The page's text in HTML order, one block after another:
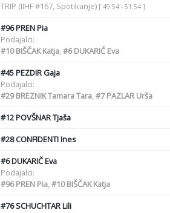
TRIP (IIHF #167, Spotikanje) [ 49:54 - 51:54 ]
#96PREN Pia
Podajalci:
#10BIŠČAK Katja,#6DUKARIČ Eva
#45PEZDIR Gaja
Podajalci:
#29BREZNIK Tamara Tara,#7PAZLAR Urša
#12POVŠNAR Tjaša
#28CONFIDENTI Ines
#6DUKARIČ Eva
Podajalci:
#96PREN Pia,#10BIŠČAK Katja
#76SCHUCHTAR Lili